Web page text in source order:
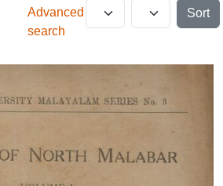
Advanced
search
Sort